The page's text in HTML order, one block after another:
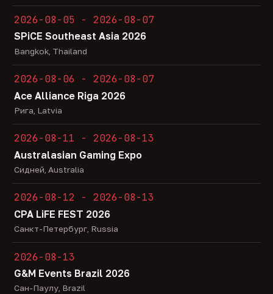
2026-08-05 - 2026-08-07
SPiCE Southeast Asia 2026
Bangkok, Thailand
2026-08-06 - 2026-08-07
Ace Alliance Riga 2026
Рига, Latvia
2026-08-11 - 2026-08-13
Australasian Gaming Expo
Сидней, Australia
2026-08-12 - 2026-08-13
CPA LiFE FEST 2026
Санкт-Петербург, Russia
2026-08-13
G&M Events Brazil 2026
Сан-Паулу, Brazil